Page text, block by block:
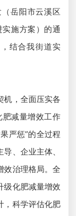
岳阳市云溪区
施方案）的通
结合我街道实
机，全面压实各
减量增效工作
严惩”的全过程
、企业主体、
效治理格局。全
级化肥减量增效
，科学评估化肥